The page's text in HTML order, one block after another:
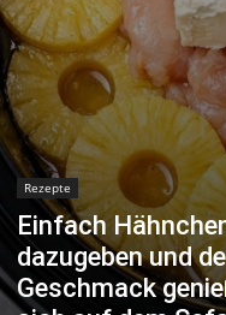
Rezepte
Einfach
dazugeben und
Geschmack